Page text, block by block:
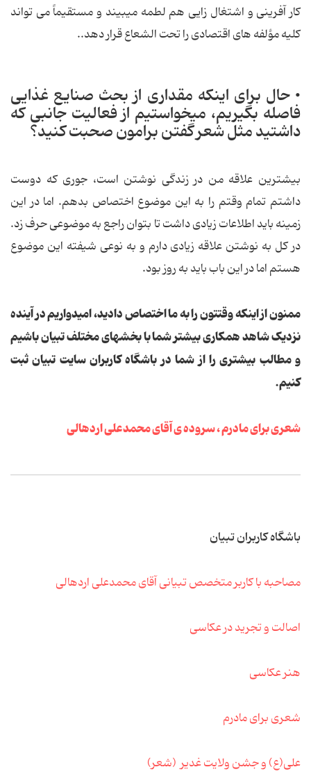
کار آفرینی و اشتغال زایی هم لطمه می‏بیند و مستقیماً می تواند
کلیه مؤلفه های اقتصادی را تحت الشعاع قرار دهد..
• حال برای اینکه مقداری از بحث صنایع غذایی
فاصله بگیریم، می‏خواستیم از فعالیت جانبی که
داشتید مثل شعر گفتن برامون صحبت کنید؟
بیشترین علاقه من در زندگی نوشتن است، جوری که دوست
داشتم تمام وقتم را به این موضوع اختصاص بدهم. اما در این
زمینه باید اطلاعات زیادی داشت تا بتوان راجع به موضوعی حرف زد.
در کل به نوشتن علاقه زیادی دارم و به نوعی شیفته این موضوع
هستم اما در این باب باید به روز بود.
ممنون از اینکه وقتتون را به ما اختصاص دادید، امیدواریم در آینده
نزدیک شاهد همکاری بیشتر شما با بخش‏های مختلف تبیان باشیم
و مطالب بیشتری را از شما در باشگاه کاربران سایت تبیان ثبت
کنیم.
شعری برای مادرم ، سروده ی آقای محمدعلی اردهالی
باشگاه کاربران تبیان
مصاحبه با کاربر متخصص تبیانی آقای محمدعلی اردهالی
اصالت و تجرید در عکاسی
هنر عکاسی
شعری برای مادرم
علی(ع) و جشن ولایت غدیر (شعر)